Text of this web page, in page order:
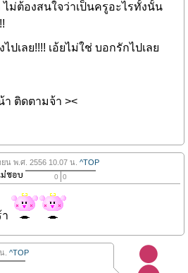
ไม่ต้องสนใจว่าเป็นครูอะไรทั้งนั้น
ปเลย!!!! เอ้ยไม่ใช่ บอกรักไปเลย
ติดตามจ้า ><
น พ.ศ. 2556 10.07 น. ^TOP
0 0
. ^TOP